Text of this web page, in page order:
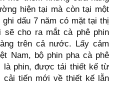
hiện tại mà còn tại một
dấu 7 năm có mặt tại thị
sẽ cho ra mắt cà phê phin
trên cả nước. Lấy cảm
Nam, bộ phin pha cà phê
là phin, được tái thiết kế từ
cải tiến mới về thiết kế lẫn